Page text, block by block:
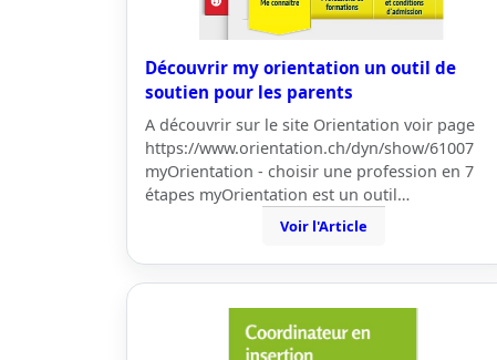
Découvrir my orientation un outil de
soutien pour les parents
A découvrir sur le site Orientation voir page
https://www.orientation.ch/dyn/show/61007
myOrientation - choisir une profession en 7
étapes myOrientation est un outil…
Voir l'Article